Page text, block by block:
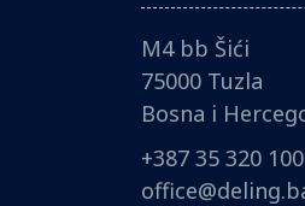
M4 bb Šići
75000 Tuzla
Bosna i
+387 35 320 100